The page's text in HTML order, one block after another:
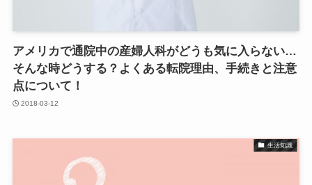
アメリカで通院中の産婦人科がどうも気に入らない…
そんな時どうする？よくある転院理由、手続きと注意
点について！
2018-03-12
生活知識